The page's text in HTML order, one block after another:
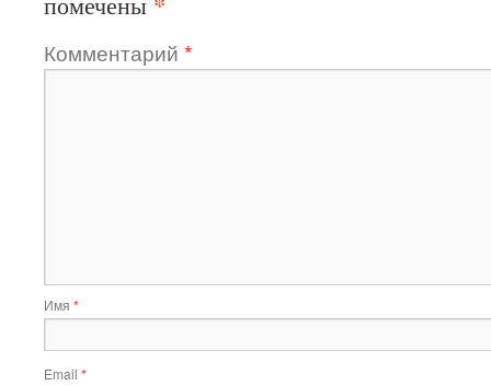
Комментарий *
Имя *
Email *